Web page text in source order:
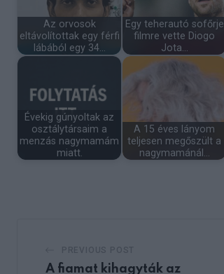
Az orvosok
eltávolítottak egy férfi
lábából egy 34…
Egy teherautó sofőrje
filmre vette Diogo
Jota…
Évekig gúnyoltak az
osztálytársaim a
menzás nagymamám
miatt.
A 15 éves lányom
teljesen megőszült a
nagymamánál…
A fiamat kihagyták az